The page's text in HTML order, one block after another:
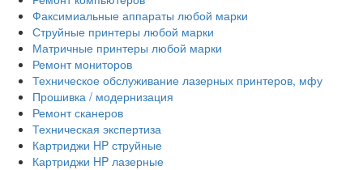
Факсимиальные аппараты любой марки
Струйные принтеры любой марки
Матричные принтеры любой марки
Ремонт мониторов
Техническое обслуживание лазерных принтеров, мфу
Прошивка / модернизация
Ремонт сканеров
Техническая экспертиза
Картриджи HP струйные
Картриджи HP лазерные